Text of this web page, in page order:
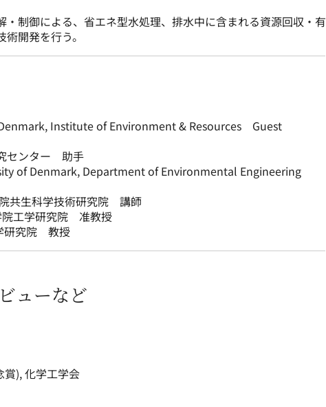
制御による、省エネ型水処理、排水中に含まれる資源回収・有
開発を行う。
Institute of Environment & Resources Guest
センター 助手
of Denmark, Department of Environmental Engineering
共生科学技術研究院 講師
工学研究院 准教授
研究院 教授
ューなど
), 化学工学会